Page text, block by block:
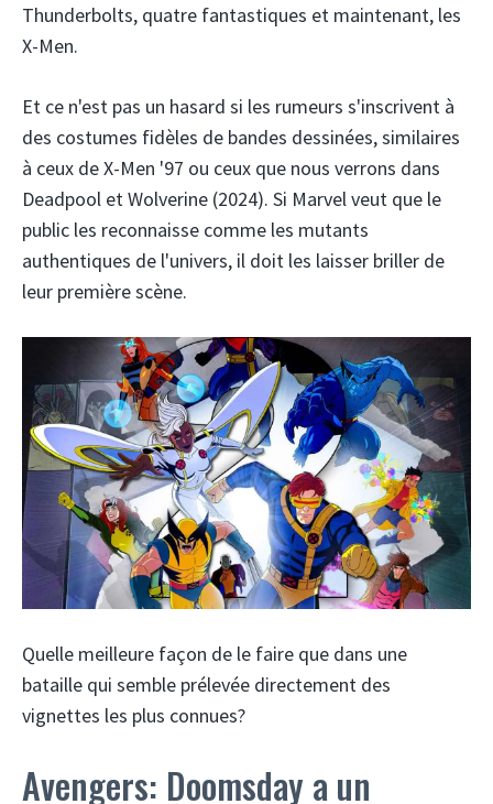
Thunderbolts, quatre fantastiques et maintenant, les
X-Men.
Et ce n'est pas un hasard si les rumeurs s'inscrivent à
des costumes fidèles de bandes dessinées, similaires
à ceux de X-Men '97 ou ceux que nous verrons dans
Deadpool et Wolverine (2024). Si Marvel veut que le
public les reconnaisse comme les mutants
authentiques de l'univers, il doit les laisser briller de
leur première scène.
Quelle meilleure façon de le faire que dans une
bataille qui semble prélevée directement des
vignettes les plus connues?
Avengers: Doomsday a un